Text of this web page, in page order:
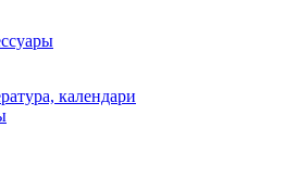
календари